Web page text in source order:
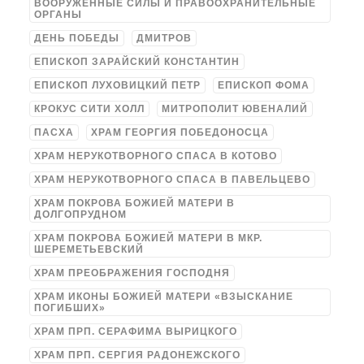
ВООРУЖЁННЫЕ СИЛЫ И ПРАВООХРАНИТЕЛЬНЫЕ
ОРГАНЫ
ДЕНЬ ПОБЕДЫ ДМИТРОВ
ЕПИСКОП ЗАРАЙСКИЙ КОНСТАНТИН
ЕПИСКОП ЛУХОВИЦКИЙ ПЕТР ЕПИСКОП ФОМА
КРОКУС СИТИ ХОЛЛ МИТРОПОЛИТ ЮВЕНАЛИЙ
ПАСХА ХРАМ ГЕОРГИЯ ПОБЕДОНОСЦА
ХРАМ НЕРУКОТВОРНОГО СПАСА В КОТОВО
ХРАМ НЕРУКОТВОРНОГО СПАСА В ПАВЕЛЬЦЕВО
ХРАМ ПОКРОВА БОЖИЕЙ МАТЕРИ В
ДОЛГОПРУДНОМ
ХРАМ ПОКРОВА БОЖИЕЙ МАТЕРИ В МКР.
ШЕРЕМЕТЬЕВСКИЙ
ХРАМ ПРЕОБРАЖЕНИЯ ГОСПОДНЯ
ХРАМ ИКОНЫ БОЖИЕЙ МАТЕРИ «ВЗЫСКАНИЕ
ПОГИБШИХ»
ХРАМ ПРП. СЕРАФИМА ВЫРИЦКОГО
ХРАМ ПРП. СЕРГИЯ РАДОНЕЖСКОГО